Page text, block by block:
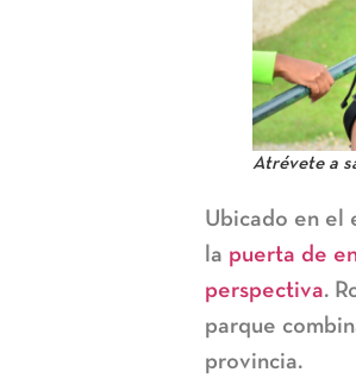
Atrévete a
Ubicado en el
la puerta de
perspectiva.
parque
provincia.